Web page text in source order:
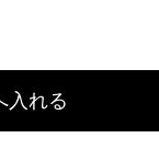
入れる